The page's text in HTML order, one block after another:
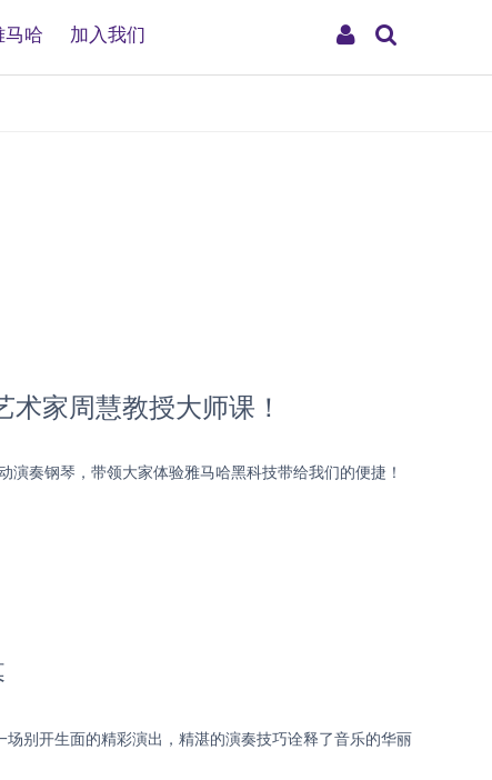
My
马哈 加入我们
家周慧教授大师课！
奏钢琴，带领大家体验雅马哈黑科技带给我们的便捷！
别开生面的精彩演出，精湛的演奏技巧诠释了音乐的华丽